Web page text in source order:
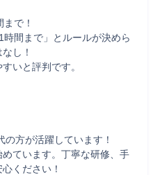
で！
間まで」とルールが決めら
し！
いと評判です。
方が活躍しています！
ています。丁寧な研修、手
ください！